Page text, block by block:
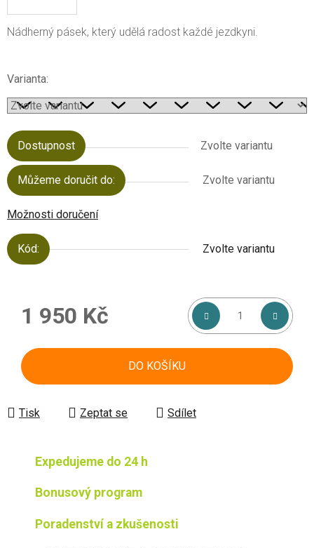
Nádherný pásek, který udělá radost každé jezdkyni.
Varianta:
Dostupnost Zvolte variantu
Můžeme doručit do: Zvolte variantu
Možnosti doručení
Kód: Zvolte variantu
1 950 Kč
DO KOŠÍKU
Tisk Zeptat se Sdílet
Expedujeme do 24 h
Bonusový program
Poradenství a zkušenosti